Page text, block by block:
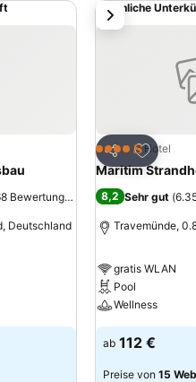
Scharbeutz befindet sich
Bewertungen
Deutschland
Ähnliche
Teilen
Zu
4 Sterne Hotel
Maritim
8,2 Sehr gut (
Travemünde,
gratis WLAN
Pool
Wellness
ab 112 €
Preise von 15
weiter